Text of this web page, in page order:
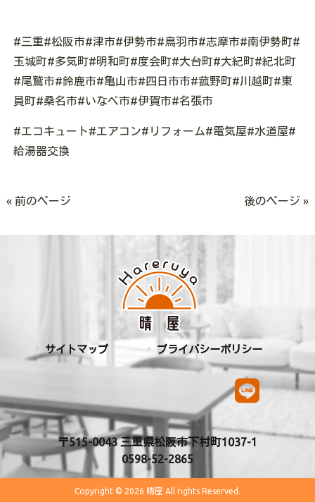
#三重#松阪市#津市#伊勢市#鳥羽市#志摩市#南伊勢町#
玉城町#多気町#明和町#度会町#大台町#大紀町#紀北町
#尾鷲市#鈴鹿市#亀山市#四日市市#菰野町#川越町#東
員町#桑名市#いなべ市#伊賀市#名張市
#エコキュート#エアコン#リフォーム#電気屋#水道屋#
給湯器交換
« 前のページ 後のページ »
サイトマップ プライバシーポリシー
〒515-0043 三重県松阪市下村町1037-1
0598-52-2865
Copyright © 2026 晴屋 All rights Reserved.